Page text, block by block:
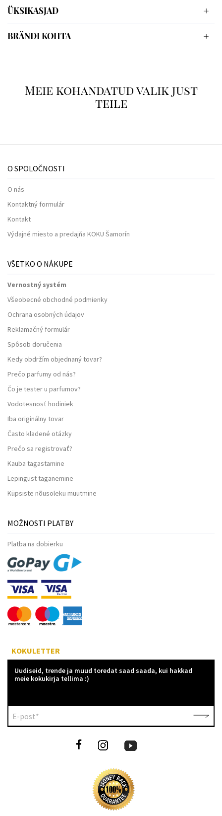
ÜKSIKASJAD
BRÄNDI KOHTA
Meie kohandatud valik just
teile
O SPOLOČNOSTI
O nás
Kontaktný formulár
Kontakt
Výdajné miesto a predajňa KOKU Šamorín
VŠETKO O NÁKUPE
Vernostný systém
Všeobecné obchodné podmienky
Ochrana osobných údajov
Reklamačný formulár
Spôsob doručenia
Kedy obdržím objednaný tovar?
Prečo parfumy od nás?
Čo je tester u parfumov?
Vodotesnosť hodiniek
Iba originálny tovar
Často kladené otázky
Prečo sa registrovať?
Kauba tagastamine
Lepingust taganemine
Küpsiste nõusoleku muutmine
MOŽNOSTI PLATBY
Platba na dobierku
KOKULETTER
Uudiseid, trende ja muud toredat saad saada, kui hakkad
meie kokukirja tellima :)
E-post*